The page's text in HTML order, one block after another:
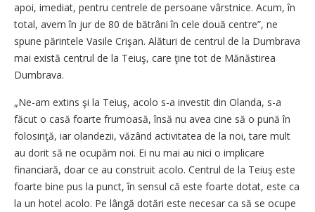
apoi, imediat, pentru centrele de persoane vârstnice. Acum, în
total, avem în jur de 80 de bătrâni în cele două centre”, ne
spune părintele Vasile Crişan. Alături de centrul de la Dumbrava
mai există centrul de la Teiuş, care ţine tot de Mănăstirea
Dumbrava.
„Ne-am extins şi la Teiuş, acolo s-a investit din Olanda, s-a
făcut o casă foarte frumoasă, însă nu avea cine să o pună în
folosinţă, iar olandezii, văzând activitatea de la noi, tare mult
au dorit să ne ocupăm noi. Ei nu mai au nici o implicare
financiară, doar ce au construit acolo. Centrul de la Teiuş este
foarte bine pus la punct, în sensul că este foarte dotat, este ca
la un hotel acolo. Pe lângă dotări este necesar ca să se ocupe